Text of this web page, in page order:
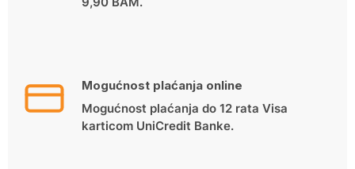
Mogućnost plaćanja online
Mogućnost plaćanja do 12 rata Visa
karticom UniCredit Banke.